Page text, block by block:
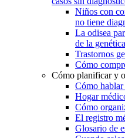
Niños con
no tiene
La odisea
de la genética
Trastornos
Cómo
Cómo planificar y
Cómo
Hogar
Cómo
El registro
Glosario de